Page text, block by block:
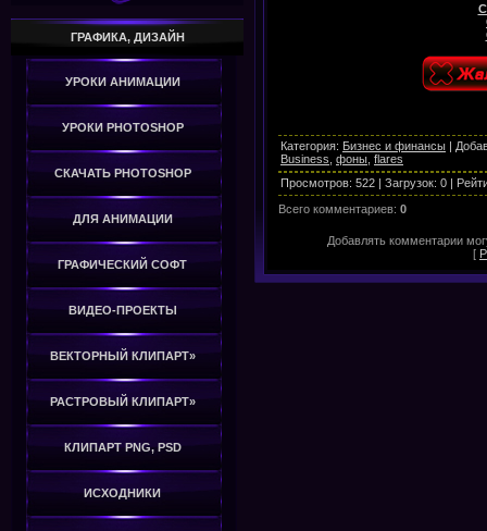
ГРАФИКА, ДИЗАЙН
УРОКИ АНИМАЦИИ
УРОКИ PHOTOSHOP
СКАЧАТЬ PHOTOSHOP
ДЛЯ АНИМАЦИИ
ГРАФИЧЕСКИЙ СОФТ
ВИДЕО-ПРОЕКТЫ
ВЕКТОРНЫЙ КЛИПАРТ»
РАСТРОВЫЙ КЛИПАРТ»
КЛИПАРТ PNG, PSD
ИСХОДНИКИ
Категория: Бизнес и финансы |
Business фоны flares
Просмотров: 522 | Загрузок: 0 |
Всего комментариев: 0
Добавлять комментарии
[